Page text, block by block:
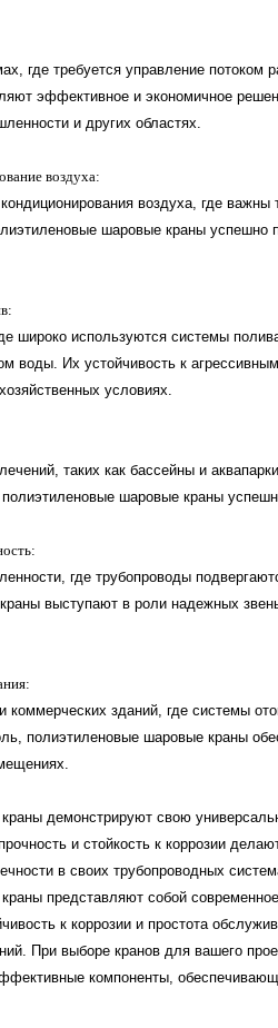
где требуется управление потоком
эффективное и экономичное
и других областях.
воздуха:
воздуха, где важны
шаровые краны успешно
широко используются системы
воды. Их устойчивость к
условиях.
таких как бассейны и
шаровые краны
где трубопроводы
выступают в роли надежных
зданий, где системы
полиэтиленовые шаровые краны
демонстрируют свою
и стойкость к коррозии
в своих трубопроводных
представляют собой
к коррозии и простота
При выборе кранов для вашего
компоненты,